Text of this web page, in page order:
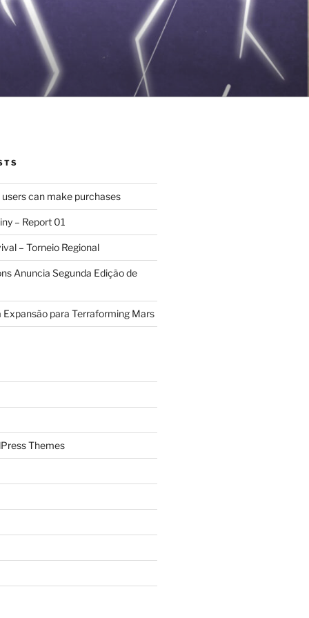
can make purchases
– Report 01
– Torneio Regional
Anuncia Segunda Edição de
Expansão para Terraforming Mars
Themes